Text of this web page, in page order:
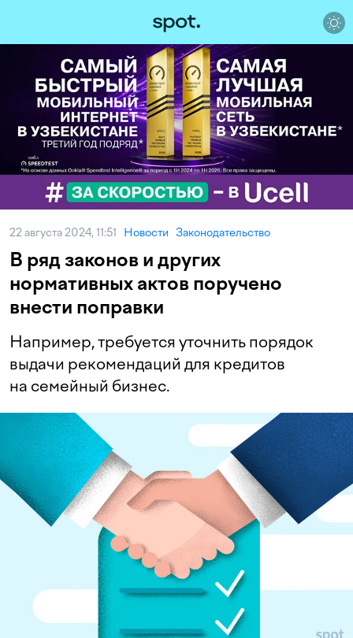
22 августа 2024, 11:51 Новости Законодательство
В ряд законов и других
нормативных актов поручено
внести поправки
Например, требуется уточнить порядок
выдачи рекомендаций для кредитов
на семейный бизнес.